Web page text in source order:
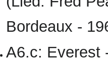
Bordeaux -
A6.c: Everest